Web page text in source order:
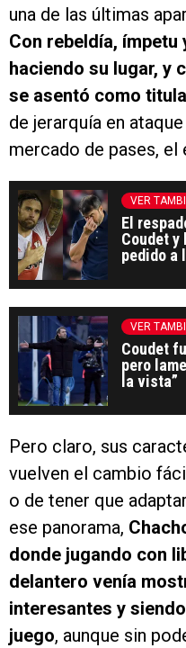
una de las últimas
Con rebeldía,
haciendo su lugar, y
se asentó como
de jerarquía en
mercado de pases, el
VER
El
Coudet y
pedido a
VER
Coudet
pero
la vista”
Pero claro, sus
vuelven el cambio
o de tener que
ese panorama,
donde jugando con
delantero venía
interesantes y
juego, aunque sin